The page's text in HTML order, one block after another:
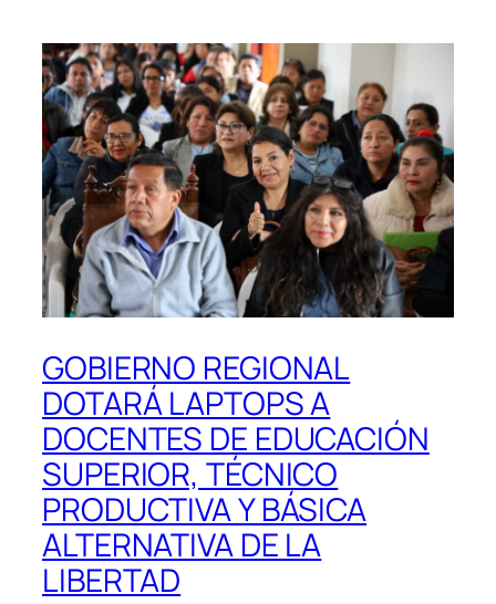
GOBIERNO REGIONAL
DOTARÁ LAPTOPS A
DOCENTES DE EDUCACIÓN
SUPERIOR, TÉCNICO
PRODUCTIVA Y BÁSICA
ALTERNATIVA DE LA
LIBERTAD